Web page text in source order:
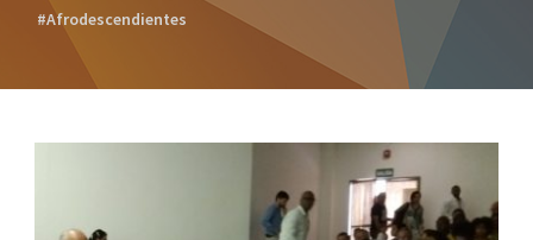
#Afrodescendientes